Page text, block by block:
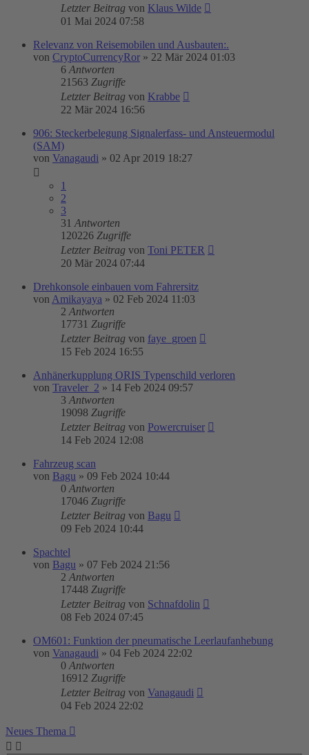
Letzter Beitrag von Klaus Wilde
01 Mai 2024 07:58
Relevanz von Reisemobilen und Ausbauten:.
von CryptoCurrencyRor » 22 Mär 2024 01:03
6 Antworten
21563 Zugriffe
Letzter Beitrag von Krabbe
22 Mär 2024 16:56
906: Steckerbelegung Signalerfass- und Ansteuermodul
(SAM)
von Vanagaudi » 02 Apr 2019 18:27
1
2
3
31 Antworten
120226 Zugriffe
Letzter Beitrag von Toni PETER
20 Mär 2024 07:44
Drehkonsole einbauen vom Fahrersitz
von Amikayaya » 02 Feb 2024 11:03
2 Antworten
17731 Zugriffe
Letzter Beitrag von faye_groen
15 Feb 2024 16:55
Anhänerkupplung ORIS Typenschild verloren
von Traveler_2 » 14 Feb 2024 09:57
3 Antworten
19098 Zugriffe
Letzter Beitrag von Powercruiser
14 Feb 2024 12:08
Fahrzeug scan
von Bagu » 09 Feb 2024 10:44
0 Antworten
17046 Zugriffe
Letzter Beitrag von Bagu
09 Feb 2024 10:44
Spachtel
von Bagu » 07 Feb 2024 21:56
2 Antworten
17448 Zugriffe
Letzter Beitrag von Schnafdolin
08 Feb 2024 07:45
OM601: Funktion der pneumatische Leerlaufanhebung
von Vanagaudi » 04 Feb 2024 22:02
0 Antworten
16912 Zugriffe
Letzter Beitrag von Vanagaudi
04 Feb 2024 22:02
Neues Thema